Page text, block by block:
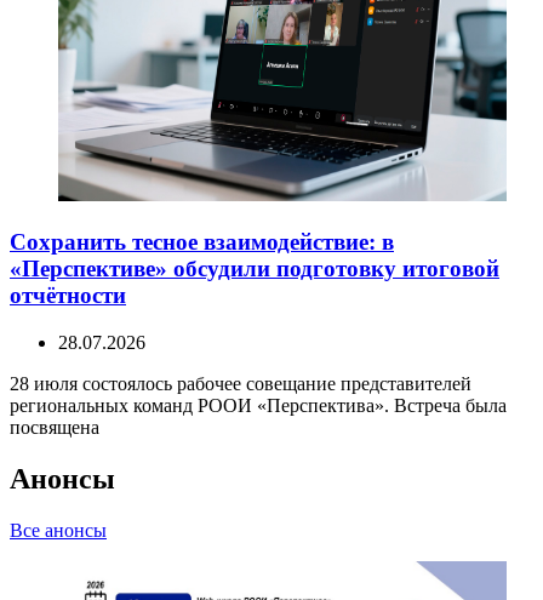
Сохранить тесное взаимодействие: в
«Перспективе» обсудили подготовку итоговой
отчётности
28.07.2026
28 июля состоялось рабочее совещание представителей
региональных команд РООИ «Перспектива». Встреча была
посвящена
Анонсы
Все анонсы